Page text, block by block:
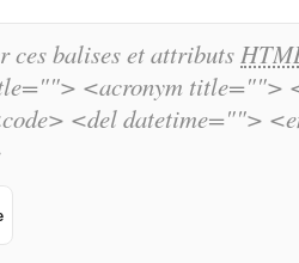
ces balises et attributs
<acronym title="">
<del datetime="">